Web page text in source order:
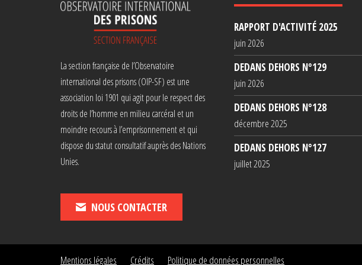
La section française de l’Observatoire
international des prisons (OIP-SF) est une
association loi 1901 qui agit pour le respect des
droits de l’homme en milieu carcéral et un
moindre recours à l’emprisonnement et qui
dispose du statut consultatif auprès des Nations
Unies.
NOUS CONTACTER
RAPPORT D'ACTIVITÉ 2025
juin 2026
DEDANS DEHORS N°129
juin 2026
DEDANS DEHORS N°128
décembre 2025
DEDANS DEHORS N°127
juillet 2025
Mentions légales Crédits Politique de données personnelles